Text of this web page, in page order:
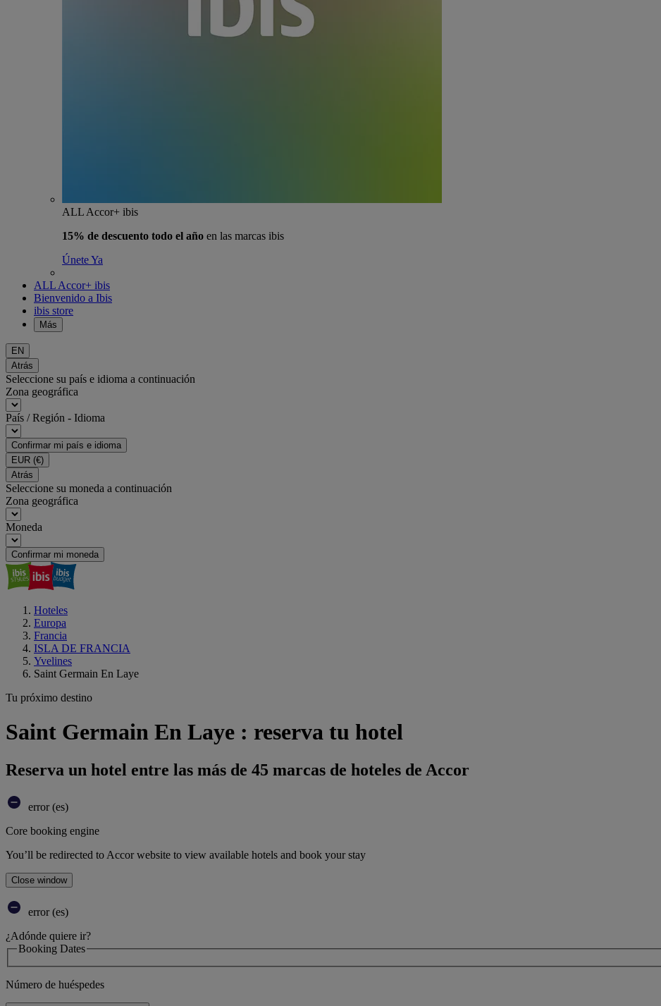
ALL Accor+ ibis
15% de descuento todo el año en las marcas ibis
Únete Ya
ALL Accor+ ibis
Bienvenido a Ibis
ibis store
Más
EN
Atrás
Seleccione su país e idioma a continuación
Zona geográfica
País / Región - Idioma
Confirmar mi país e idioma
EUR (€)
Atrás
Seleccione su moneda a continuación
Zona geográfica
Moneda
Confirmar mi moneda
Hoteles
Europa
Francia
ISLA DE FRANCIA
Yvelines
Saint Germain En Laye
Tu próximo destino
Saint Germain En Laye : reserva tu hotel
Reserva un hotel entre las más de 45 marcas de hoteles de Accor
error (es)
Core booking engine
You’ll be redirected to Accor website to view available hotels and book your stay
Close window
error (es)
¿Adónde quiere ir?
Booking Dates
Número de huéspedes